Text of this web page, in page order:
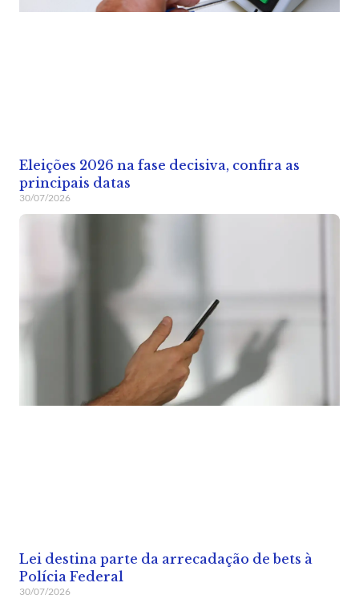
Eleições 2026 na fase decisiva, confira as
principais datas
30/07/2026
Lei destina parte da arrecadação de bets à
Polícia Federal
30/07/2026